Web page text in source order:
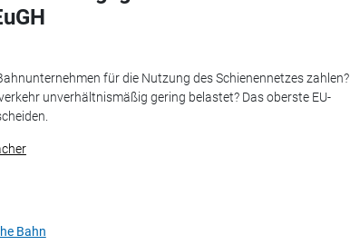
für die Nutzung des Schienennetzes zahlen?
unverhältnismäßig gering belastet? Das oberste EU-
Bahn